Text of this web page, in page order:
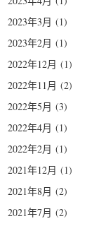
2023年3月 (1)
2023年2月 (1)
2022年12月 (1)
2022年11月 (2)
2022年5月 (3)
2022年4月 (1)
2022年2月 (1)
2021年12月 (1)
2021年8月 (2)
2021年7月 (2)